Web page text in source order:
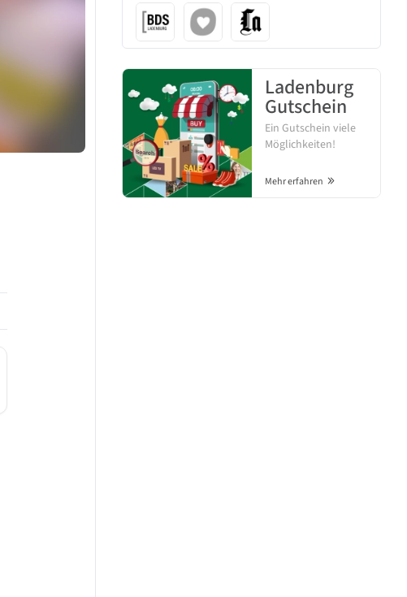
Ladenburg
Gutschein
Ein Gutschein viele
Möglichkeiten!
Mehr erfahren